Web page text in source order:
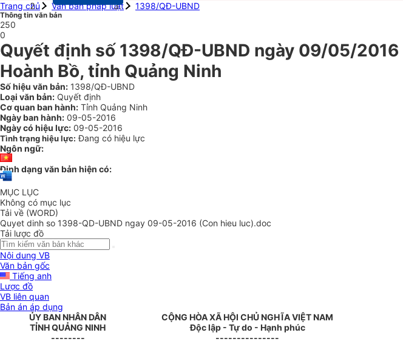
Trang chủ
Văn bản pháp luật 1398/QĐ-UBND
Thông tin văn bản
250
0
Quyết định số 1398/QĐ-UBND ngày 09/05/
Hoành Bồ, tỉnh Quảng Ninh
Số hiệu văn bản: 1398/QĐ-UBND
Loại văn bản: Quyết định
Cơ quan ban hành: Tỉnh Quảng Ninh
Ngày ban hành: 09-05-2016
Ngày có hiệu lực: 09-05-2016
Tình trạng hiệu lực: Đang có hiệu lực
Ngôn ngữ:
Định dạng văn bản hiện có:
MỤC LỤC
Không có mục lục
Tải về (WORD)
Quyet dinh so 1398-QD-UBND ngay 09-05-2016 (Con hieu luc).doc
Tải lược đồ
Nội dung VB
Văn bản gốc
Tiếng anh
Lược đồ
VB liên quan
Bản án áp dụng
ỦY BAN NHÂN DÂN
TỈNH QUẢNG NINH
--------
CỘNG HÒA XÃ HỘI CHỦ NGHĨA VIỆT NAM
Độc lập - Tự do - Hạnh phúc
---------------